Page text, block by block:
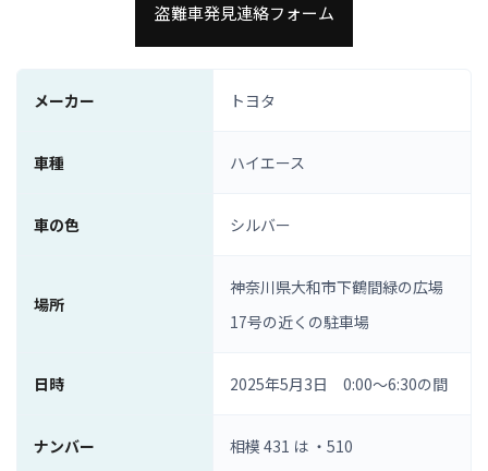
盗難車発見連絡フォーム
メーカー トヨタ
車種 ハイエース
車の色 シルバー
場所
神奈川県大和市下鶴間緑の広場
17号の近くの駐車場
日時 2025年5月3日 0:00〜6:30の間
ナンバー 相模 431 は ・510